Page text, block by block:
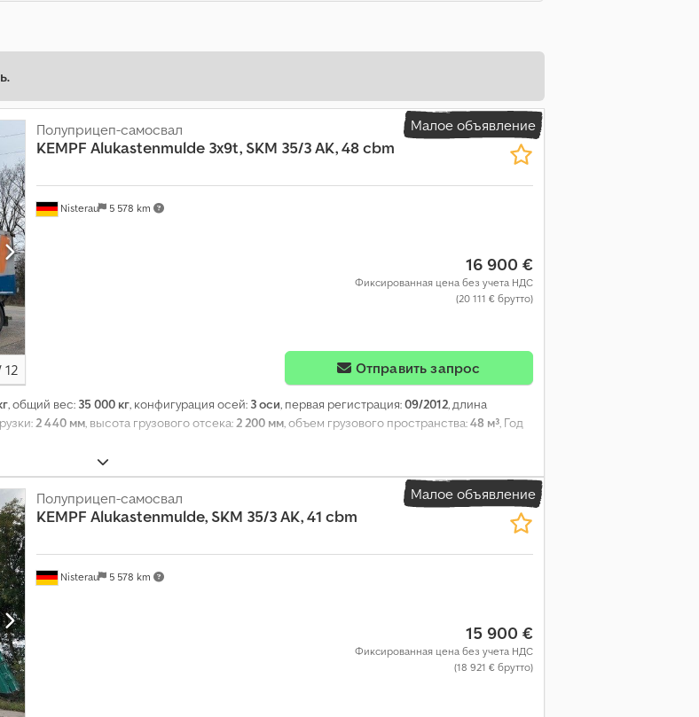
Малое объявление
12
Nisterau 5 578 km
Полуприцеп-самосвал
KEMPF Alukastenmulde 3x9t, SKM 35/3 AK, 48 cbm
16 900 €
Фиксированная цена без учета НДС
(20 111 € брутто)
Отправить запрос
, общий вес: 35 000 кг, конфигурация осей: 3 оси, первая регистрация:09/2012, длина
2 440 мм, высота грузового отсека:2 200 мм, объем грузового пространства:48 м³, Год
Малое объявление
Nisterau 5 578 km
Полуприцеп-самосвал
KEMPF Alukastenmulde, SKM 35/3 AK, 41 cbm
15 900 €
Фиксированная цена без учета НДС
(18 921 € брутто)